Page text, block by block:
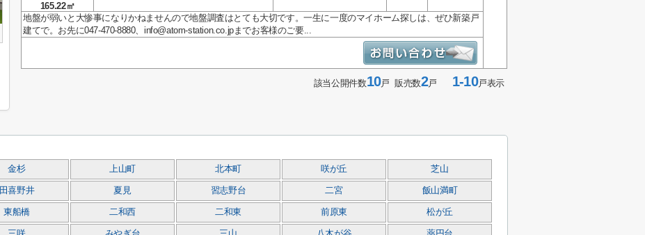
165.22㎡
地盤が弱いと大惨事になりかねませんので地盤調査はとても大切です。一生に一度のマイホーム探しは、ぜひ新築戸
建てで。お先に047-470-8880、info@atom-station.co.jpまでお客様のご要...
該当公開件数10戸 販売数2戸 1-10戸表示
金杉 上山町 北本町 咲が丘 芝山
田喜野井 夏見 習志野台 二宮 飯山満町
東船橋 二和西 二和東 前原東 松が丘